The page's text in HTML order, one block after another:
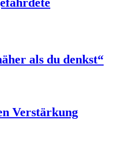
als du denkst“
Verstärkung